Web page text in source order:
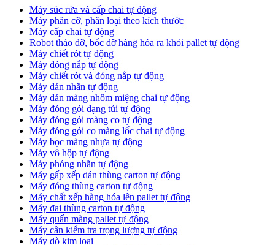
Máy súc rửa và cấp chai tự động
Máy phân cỡ, phân loại theo kích thước
Máy cấp chai tự động
Robot tháo dỡ, bốc dỡ hàng hóa ra khỏi pallet tự động
Máy chiết rót tự động
Máy đóng nắp tự động
Máy chiết rót và đóng nắp tự động
Máy dán nhãn tự động
Máy dán màng nhôm miệng chai tự động
Máy đóng gói dạng túi tự động
Máy đóng gói màng co tự động
Máy đóng gói co màng lốc chai tự động
Máy bọc màng nhựa tự động
Máy vô hộp tự động
Máy phóng nhãn tự động
Máy gấp xếp dán thùng carton tự động
Máy đóng thùng carton tự động
Máy chất xếp hàng hóa lên pallet tự động
Máy đai thùng carton tự động
Máy quấn màng pallet tự động
Máy cân kiểm tra trọng lượng tự động
Máy dò kim loại